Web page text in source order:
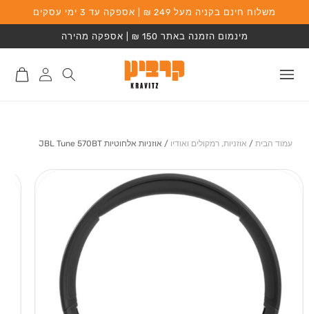
המשך לתוכן
משלוח חינם בקניה מעל 249 ₪ | אספקה עד 3 ימי עסקים
מינמום הזמנה באתר 150 ₪ | אספקה מהירה
התחברות
לאתר
סל
קניות
עמוד הבית / אוזניות, רמקולים ואודיו / אוזניות אלחוטיות JBL Tune 570BT
מעבר למידע על